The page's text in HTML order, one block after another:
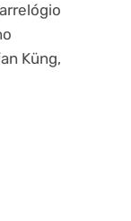
Küng,